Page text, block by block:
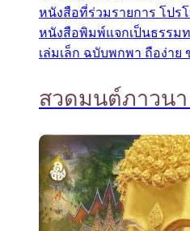
หนังสือที่ร่วมรายการ โปร
หนังสือพิมพ์แจกเป็นธรรม
เล่มเล็ก ฉบับพกพา ถือง่าย
สวดมนต์ภาวน